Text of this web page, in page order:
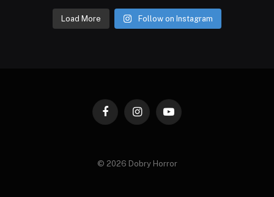
Load More Follow on Instagram
FacebookInstagramYouTube
© 2026 Dobry Horror